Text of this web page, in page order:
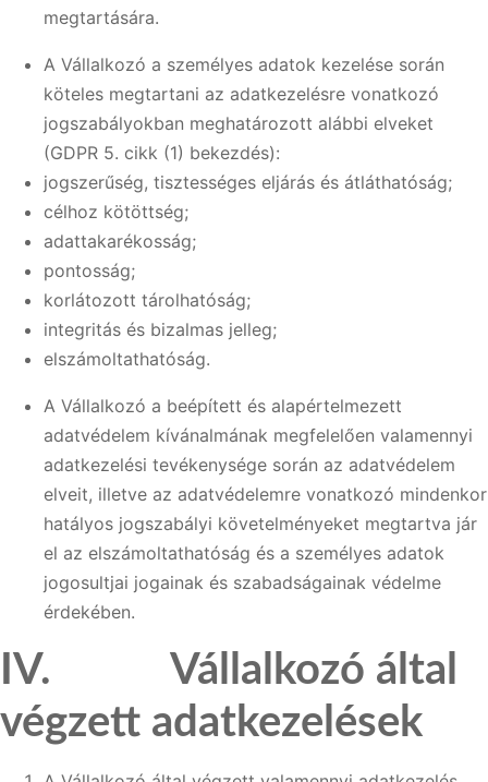
megtartására.
A Vállalkozó a személyes adatok kezelése során
köteles megtartani az adatkezelésre vonatkozó
jogszabályokban meghatározott alábbi elveket
(GDPR 5. cikk (1) bekezdés):
jogszerűség, tisztességes eljárás és átláthatóság;
célhoz kötöttség;
adattakarékosság;
pontosság;
korlátozott tárolhatóság;
integritás és bizalmas jelleg;
elszámoltathatóság.
A Vállalkozó a beépített és alapértelmezett
adatvédelem kívánalmának megfelelően valamennyi
adatkezelési tevékenysége során az adatvédelem
elveit, illetve az adatvédelemre vonatkozó mindenkor
hatályos jogszabályi követelményeket megtartva jár
el az elszámoltathatóság és a személyes adatok
jogosultjai jogainak és szabadságainak védelme
érdekében.
IV. Vállalkozó által
végzett adatkezelések